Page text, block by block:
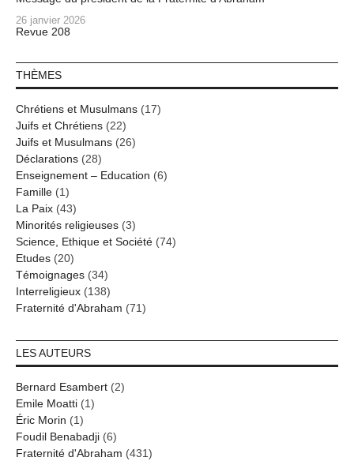
26 janvier 2026
Revue 208
THÈMES
Chrétiens et Musulmans (17)
Juifs et Chrétiens (22)
Juifs et Musulmans (26)
Déclarations (28)
Enseignement – Education (6)
Famille (1)
La Paix (43)
Minorités religieuses (3)
Science, Ethique et Société (74)
Etudes (20)
Témoignages (34)
Interreligieux (138)
Fraternité d'Abraham (71)
LES AUTEURS
Bernard Esambert (2)
Emile Moatti (1)
Éric Morin (1)
Foudil Benabadji (6)
Fraternité d'Abraham (431)